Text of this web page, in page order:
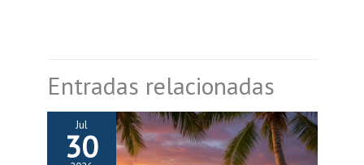
Entradas relacionadas
Jul
30